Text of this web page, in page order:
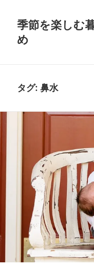
季節を楽しむ
め
タグ:鼻水